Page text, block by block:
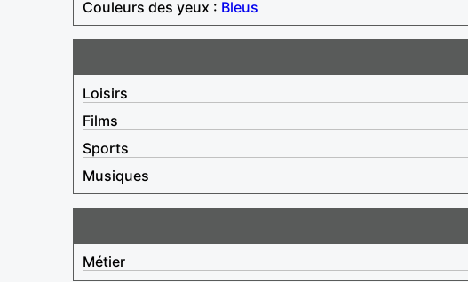
Couleurs des yeux : Bleus
Loisirs
Films
Sports
Musiques
Métier